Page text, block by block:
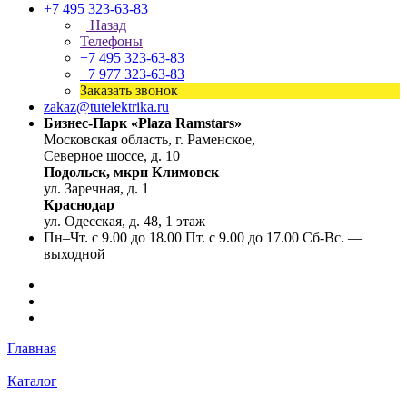
+7 495 323-63-83
Назад
Телефоны
+7 495 323-63-83
+7 977 323-63-83
Заказать звонок
zakaz@tutelektrika.ru
Бизнес-Парк «Plaza Ramstars»
Московская область, г. Раменское,
Северное шоссе, д. 10
Подольск, мкрн Климовск
ул. Заречная, д. 1
Краснодар
ул. Одесская, д. 48, 1 этаж
Пн–Чт. с 9.00 до 18.00 Пт. с 9.00 до 17.00 Сб-Вс. —
выходной
Главная
Каталог